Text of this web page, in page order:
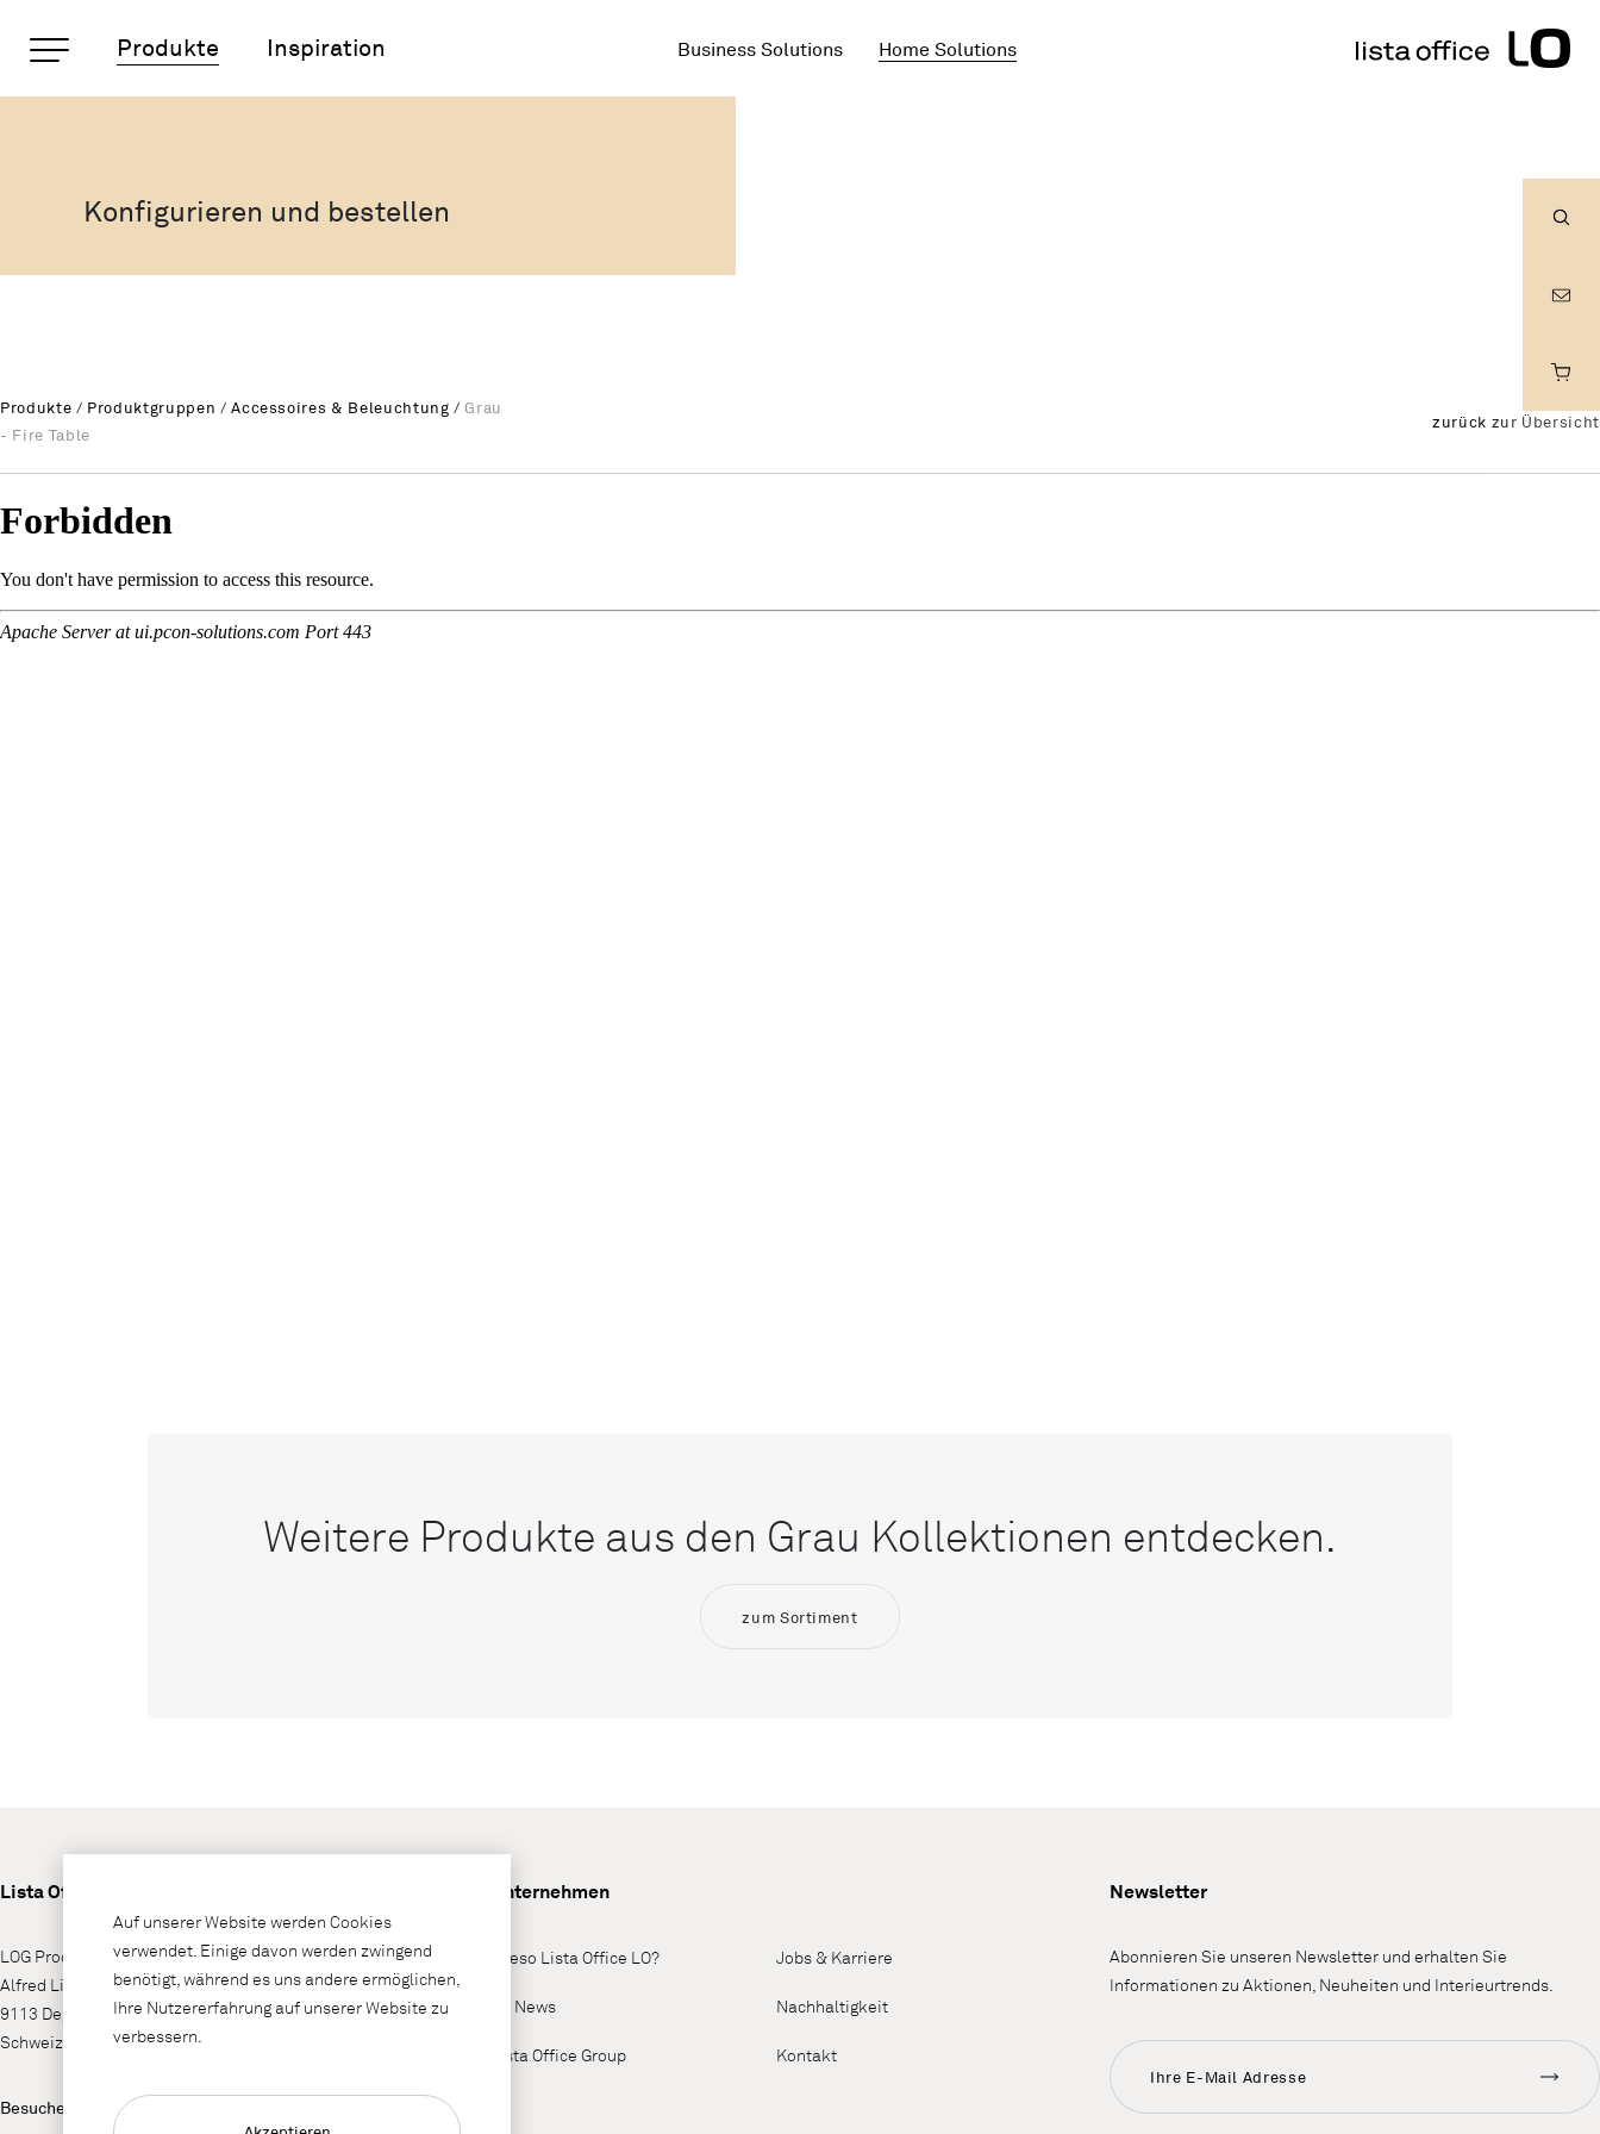
Grau - Fire Table
Wichtige Seiten
Kontakt
Metanavigation
Produkte Inspiration Business Solutions Home Solutions
Konfigurieren und bestellen
Produkte / Produktgruppen /Accessoires & Beleuchtung /Grau
- Fire Table
zurück zur Übersicht
Weitere Produkte aus den Grau Kollektionen entdecken.
zum Sortiment
Lista Office LO
LOG Produktions AG
Alfred Lienhard Strasse 2
9113 Degersheim
Schweiz
Besuchen Sie uns auf
Unternehmen
Wieso Lista Office LO?
LO News
Lista Office Group
Jobs & Karriere
Nachhaltigkeit
Kontakt
Newsletter
Abonnieren Sie unseren Newsletter und erhalten Sie
Informationen zu Aktionen, Neuheiten und Interieurtrends.
Auf unserer Website werden Cookies
verwendet. Einige davon werden zwingend
benötigt, während es uns andere ermöglichen,
Ihre Nutzererfahrung auf unserer Website zu
verbessern.